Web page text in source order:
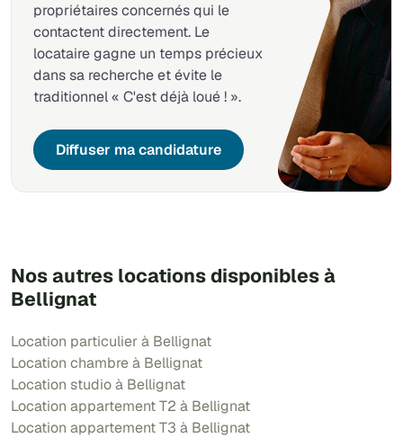
propriétaires concernés qui le
contactent directement. Le
locataire gagne un temps précieux
dans sa recherche et évite le
traditionnel « C'est déjà loué ! ».
Diffuser ma candidature
Nos autres locations disponibles à
Bellignat
Location particulier à Bellignat
Location chambre à Bellignat
Location studio à Bellignat
Location appartement T2 à Bellignat
Location appartement T3 à Bellignat